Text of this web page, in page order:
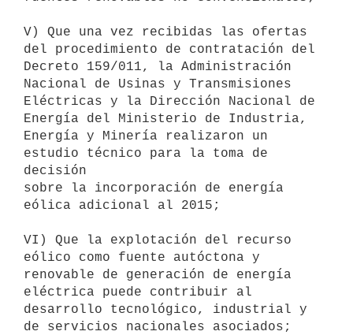
V) Que una vez recibidas las ofertas
del procedimiento de contratación del
Decreto 159/011, la Administración
Nacional de Usinas y Transmisiones
Eléctricas y la Dirección Nacional de
Energía del Ministerio de Industria,
Energía y Minería realizaron un
estudio técnico para la toma de
decisión
sobre la incorporación de energía
eólica adicional al 2015;
VI) Que la explotación del recurso
eólico como fuente autóctona y
renovable de generación de energía
eléctrica puede contribuir al
desarrollo tecnológico, industrial y
de servicios nacionales asociados;